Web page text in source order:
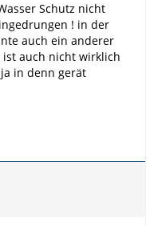
Schutz nicht
! in der
auch ein anderer
ist auch nicht wirklich
in denn gerät